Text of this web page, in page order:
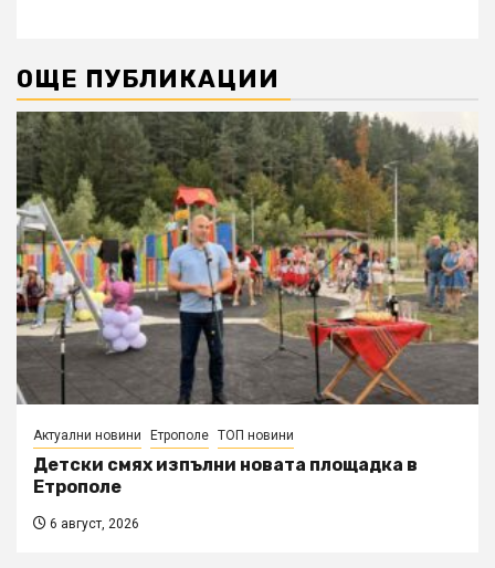
ОЩЕ ПУБЛИКАЦИИ
Актуални новини Етрополе ТОП новини
Детски смях изпълни новата площадка в
Етрополе
6 август, 2026